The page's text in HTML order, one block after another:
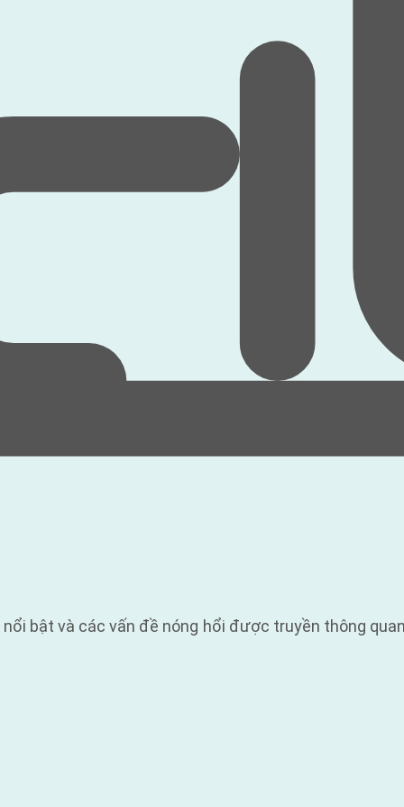
bật và các vấn đề nóng hổi được truyền thông